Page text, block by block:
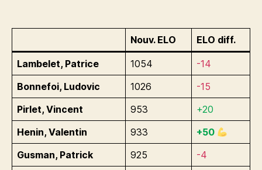
Nouv. ELO ELO diff.
Lambelet, Patrice 1054
-14
Bonnefoi, Ludovic
1026 -15
Pirlet, Vincent
953
+20
Henin, Valentin
933
+50
Gusman, Patrick
925
-4